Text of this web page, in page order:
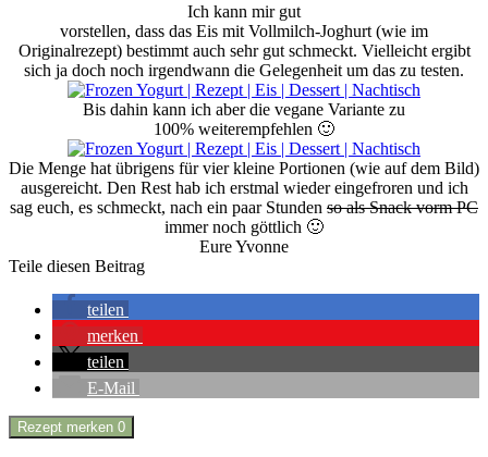
Ich kann mir gut
vorstellen, dass das Eis mit Vollmilch-Joghurt (wie im
Originalrezept) bestimmt auch sehr gut schmeckt. Vielleicht ergibt
sich ja doch noch irgendwann die Gelegenheit um das zu testen.
Bis dahin kann ich aber die vegane Variante zu
100% weiterempfehlen 🙂
Die Menge hat übrigens für vier kleine Portionen (wie auf dem Bild)
ausgereicht. Den Rest hab ich erstmal wieder eingefroren und ich
sag euch, es schmeckt, nach ein paar Stunden so als Snack vorm PC
immer noch göttlich 🙂
Eure Yvonne
Teile diesen Beitrag
teilen
merken
teilen
E-Mail
Rezept merken 0